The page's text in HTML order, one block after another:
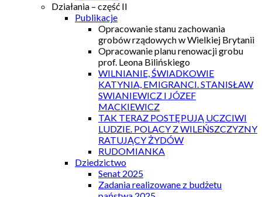
Działania – część II
Publikacje
Opracowanie stanu zachowania
grobów rządowych w Wielkiej Brytanii
Opracowanie planu renowacji grobu
prof. Leona Bilińskiego
WILNIANIE, ŚWIADKOWIE
KATYNIA, EMIGRANCI. STANISŁAW
SWIANIEWICZ I JÓZEF
MACKIEWICZ
TAK TERAZ POSTĘPUJĄ UCZCIWI
LUDZIE. POLACY Z WILEŃSZCZYZNY
RATUJĄCY ŻYDÓW
RUDOMIANKA
Dziedzictwo
Senat 2025
Zadania realizowane z budżetu